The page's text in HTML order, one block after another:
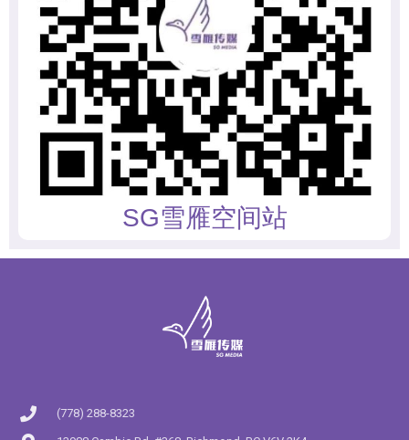
SG雪雁空间站
(778) 288-8323